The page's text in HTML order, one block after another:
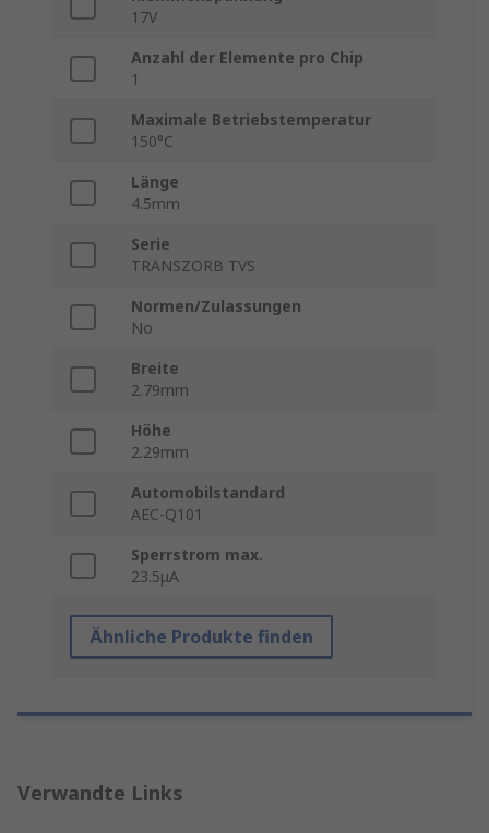
17V
Anzahl der Elemente pro Chip
1
Maximale Betriebstemperatur
150°C
Länge
4.5mm
Serie
TRANSZORB TVS
Normen/Zulassungen
No
Breite
2.79mm
Höhe
2.29mm
Automobilstandard
AEC-Q101
Sperrstrom max.
23.5μA
Ähnliche Produkte finden
Verwandte Links